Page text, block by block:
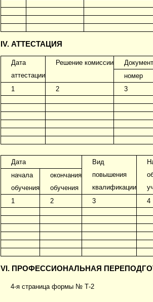
IV. АТТЕСТАЦИЯ
Дата
аттестации
Решение комиссии
номер
1
2 3
Дата
Вид
повышения
квалификации
начала
обучения
окончания
обучения
1
2 3 4
VI. ПРОФЕССИОНАЛЬНАЯ
4-я страница формы № Т-2